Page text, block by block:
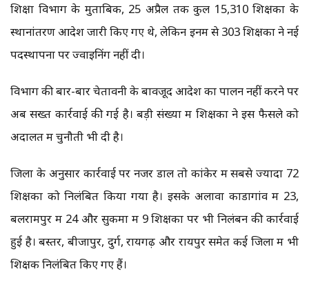
शिक्षा विभाग के मुताबिक, 25 अप्रैल तक कुल 15,310 शिक्षकों के
स्थानांतरण आदेश जारी किए गए थे, लेकिन इनमें से 303 शिक्षकों ने नई
पदस्थापना पर ज्वाइनिंग नहीं दी।
विभाग की बार-बार चेतावनी के बावजूद आदेश का पालन नहीं करने पर
अब सख्त कार्रवाई की गई है। बड़ी संख्या में शिक्षकों ने इस फैसले को
अदालत में चुनौती भी दी है।
जिलों के अनुसार कार्रवाई पर नजर डालें तो कांकेर में सबसे ज्यादा 72
शिक्षकों को निलंबित किया गया है। इसके अलावा कोंडागांव में 23,
बलरामपुर में 24 और सुकमा में 9 शिक्षकों पर भी निलंबन की कार्रवाई
हुई है। बस्तर, बीजापुर, दुर्ग, रायगढ़ और रायपुर समेत कई जिलों में भी
शिक्षक निलंबित किए गए हैं।